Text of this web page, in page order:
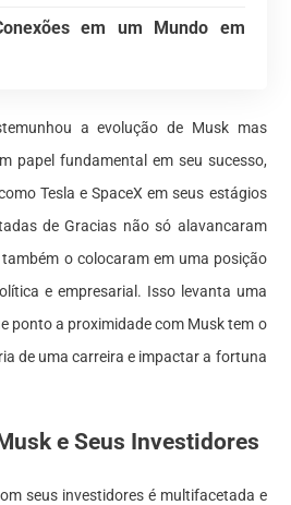
em um Mundo em
a evolução de Musk mas
papel fundamental em seu sucesso,
Tesla e SpaceX em seus estágios
de Gracias não só alavancaram
o colocaram em uma posição
e empresarial. Isso levanta uma
ponto a proximidade com Musk tem o
de uma carreira e impactar a fortuna
e Seus Investidores
seus investidores é multifacetada e